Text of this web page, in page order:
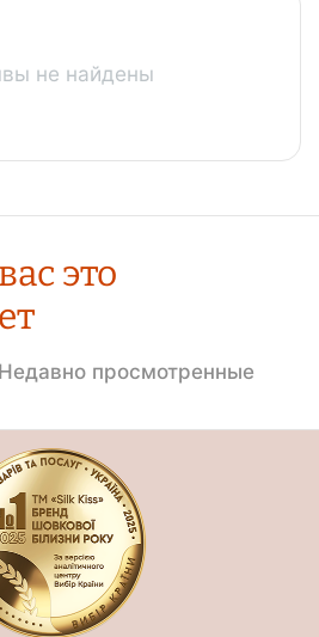
не найдены
вас это
Недавно просмотренные